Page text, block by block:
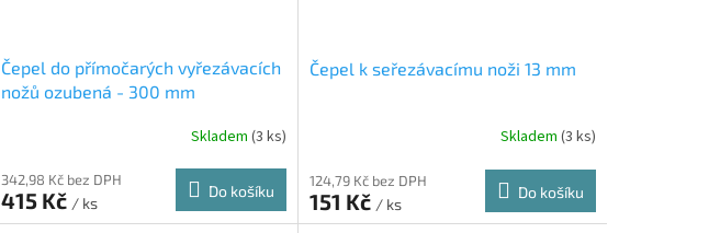
Čepel do přímočarých vyřezávacích
nožů ozubená - 300 mm
Skladem (3 ks)
342,98 Kč bez DPH
415 Kč / ks
Do košíku
Čepel k seřezávacímu noži 13 mm
Skladem (3 ks)
124,79 Kč bez DPH
151 Kč / ks
Do košíku